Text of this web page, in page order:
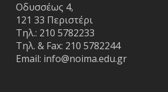
Οδυσσέως 4,
121 33 Περιστέρι
Τηλ.: 210 5782233
Τηλ. & Fax: 210 5782244
Email: info@noima.edu.gr